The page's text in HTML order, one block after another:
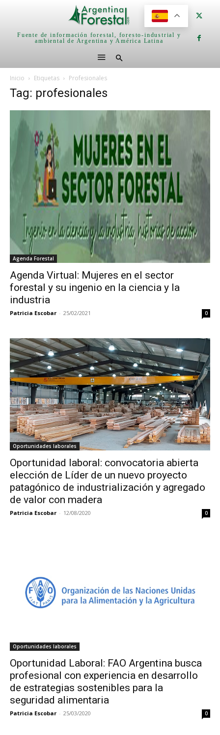
Fuente de información forestal, foresto-industrial y
ambiental de Argentina y América Latina
Inicio Etiquetas Profesionales
Tag: profesionales
Agenda Forestal
Agenda Virtual: Mujeres en el sector
forestal y su ingenio en la ciencia y la
industria
Patricia Escobar - 25/02/2021 0
Oportunidades laborales
Oportunidad laboral: convocatoria abierta
elección de Líder de un nuevo proyecto
patagónico de industrialización y agregado
de valor con madera
Patricia Escobar - 12/08/2020 0
Oportunidades laborales
Oportunidad Laboral: FAO Argentina busca
profesional con experiencia en desarrollo
de estrategias sostenibles para la
seguridad alimentaria
Patricia Escobar - 25/03/2020 0